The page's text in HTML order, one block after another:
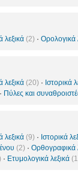
λεξικά (2) · Ορολογικά
λεξικά (20) · Ιστορικά
· Πύλες και
λεξικά (9) · Ιστορικά
(2) · Ορθογραφικά
· Ετυμολογικά λεξικά